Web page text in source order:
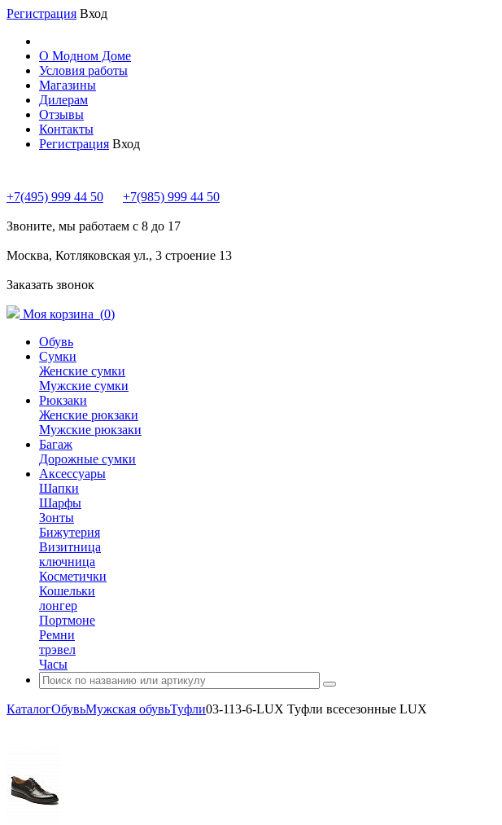
Регистрация Вход
О Модном Доме
Условия работы
Магазины
Дилерам
Отзывы
Контакты
Регистрация Вход
+7(495) 999 44 50 +7(985) 999 44 50
Звоните, мы работаем с 8 до 17
Москва, Котляковская ул., 3 строение 13
Заказать звонок
Моя корзина (0)
Обувь
Сумки
Женские сумки
Мужские сумки
Рюкзаки
Женские рюкзаки
Мужские рюкзаки
Багаж
Дорожные сумки
Аксессуары
Шапки
Шарфы
Зонты
Бижутерия
Визитница
ключница
Косметички
Кошельки
лонгер
Портмоне
Ремни
трэвел
Часы
КаталогОбувьМужская обувьТуфли03-113-6-LUX Туфли всесезонные LUX